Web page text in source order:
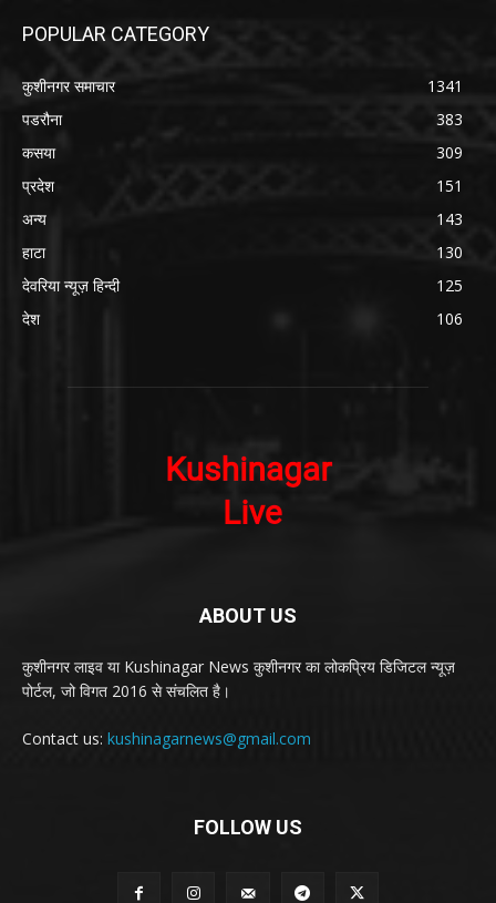
POPULAR CATEGORY
कुशीनगर समाचार
1341
पडरौना
383
कसया
309
प्रदेश
151
अन्य
143
हाटा
130
देवरिया न्यूज़ हिन्दी
125
देश
106
ABOUT US
कुशीनगर लाइव या Kushinagar News कुशीनगर का लोकप्रिय डिजिटल न्यूज़
पोर्टल, जो विगत 2016 से संचलित है।
Contact us: kushinagarnews@gmail.com
FOLLOW US